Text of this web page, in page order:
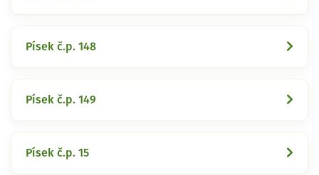
Písek č.p. 148
Písek č.p. 149
Písek č.p. 15